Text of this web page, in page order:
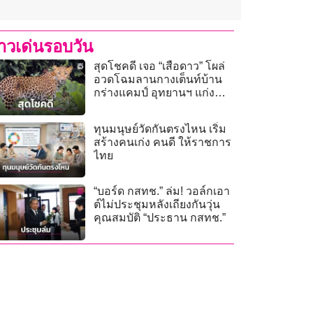
วเด่นรอบวัน
สุดโชคดี เจอ “เสือดาว” โผล่
อวดโฉมลานกางเต็นท์บ้าน
กร่างแคมป์ อุทยานฯ แก่ง
ทุนมนุษย์วัดกันตรงไหน เริ่ม
สร้างคนเก่ง คนดี ให้ราชการ
ไทย
“บอร์ด กสทช.” ล่ม! วอล์กเอา
ต์ไม่ประชุมหลังเถียงกันวุ่น
คุณสมบัติ “ประธาน กสทช.”